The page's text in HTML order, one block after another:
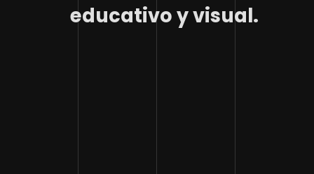
educativo y visual.